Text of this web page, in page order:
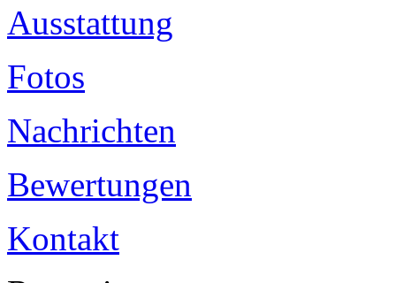
Ausstattung
Fotos
Nachrichten
Bewertungen
Kontakt